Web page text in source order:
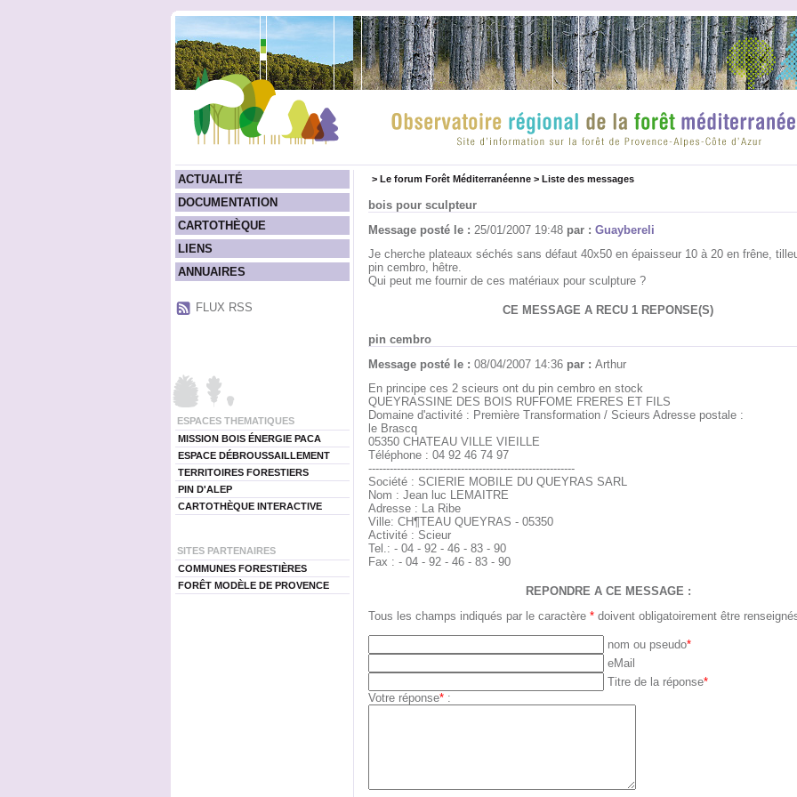
ACTUALITÉ
DOCUMENTATION
CARTOTHÈQUE
LIENS
ANNUAIRES
FLUX RSS
ESPACES THEMATIQUES
MISSION BOIS ÉNERGIE PACA
ESPACE DÉBROUSSAILLEMENT
TERRITOIRES FORESTIERS
PIN D'ALEP
CARTOTHÈQUE INTERACTIVE
SITES PARTENAIRES
COMMUNES FORESTIÈRES
FORÊT MODÈLE DE PROVENCE
> Le forum Forêt Méditerranéenne> Liste des messages
bois pour sculpteur
Message posté le : 25/01/2007 19:48 par : Guaybereli
Je cherche plateaux séchés sans défaut 40x50 en épaisseur 10 à 20 en frêne,
pin cembro, hêtre.
Qui peut me fournir de ces matériaux pour sculpture ?
CE MESSAGE A RECU 1 REPONSE(S)
pin cembro
Message posté le : 08/04/2007 14:36 par : Arthur
En principe ces 2 scieurs ont du pin cembro en stock
QUEYRASSINE DES BOIS RUFFOME FRERES ET FILS
Domaine d'activité : Première Transformation / Scieurs Adresse postale :
le Brascq
05350 CHATEAU VILLE VIEILLE
Téléphone : 04 92 46 74 97
----------------------------------------------------------
Société : SCIERIE MOBILE DU QUEYRAS SARL
Nom : Jean luc LEMAITRE
Adresse : La Ribe
Ville: CH¶TEAU QUEYRAS - 05350
Activité : Scieur
Tel.: - 04 - 92 - 46 - 83 - 90
Fax : - 04 - 92 - 46 - 83 - 90
REPONDRE A CE MESSAGE :
Tous les champs indiqués par le caractère *doivent obligatoirement être
nom ou pseudo*
eMail
Titre de la réponse*
Votre réponse*: